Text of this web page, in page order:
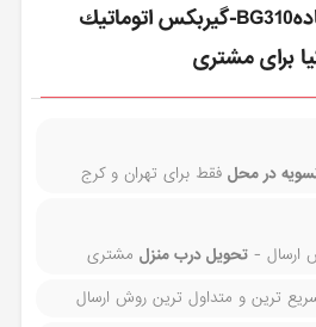
روش های ارسال مادهBG310-گيربكس اتوماتيك
در محل فقط برای تهران و کرج
ارسال -تحویل درب منزل مشتری
ترین و متداول ترین روش ارسال